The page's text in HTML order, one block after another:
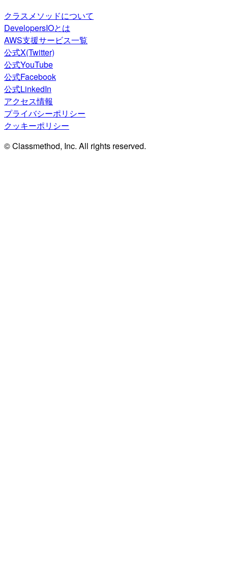
クラスメソッドについて
DevelopersIOとは
AWS支援サービス一覧
公式X(Twitter)
公式YouTube
公式Facebook
公式LinkedIn
アクセス情報
プライバシーポリシー
クッキーポリシー
© Classmethod, Inc. All rights reserved.